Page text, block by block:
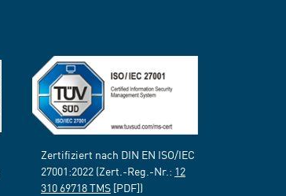
Zertifiziert nach DIN EN ISO/IEC
27001:2022 (Zert.-Reg.-Nr.: 12
310 69718 TMS [PDF])